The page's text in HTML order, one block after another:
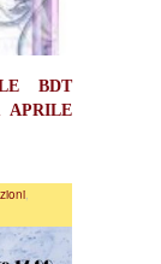
BDT
APRILE
,